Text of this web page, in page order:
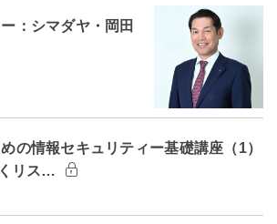
：シマダヤ・岡田
の情報セキュリティー基礎講座（1）
リス…